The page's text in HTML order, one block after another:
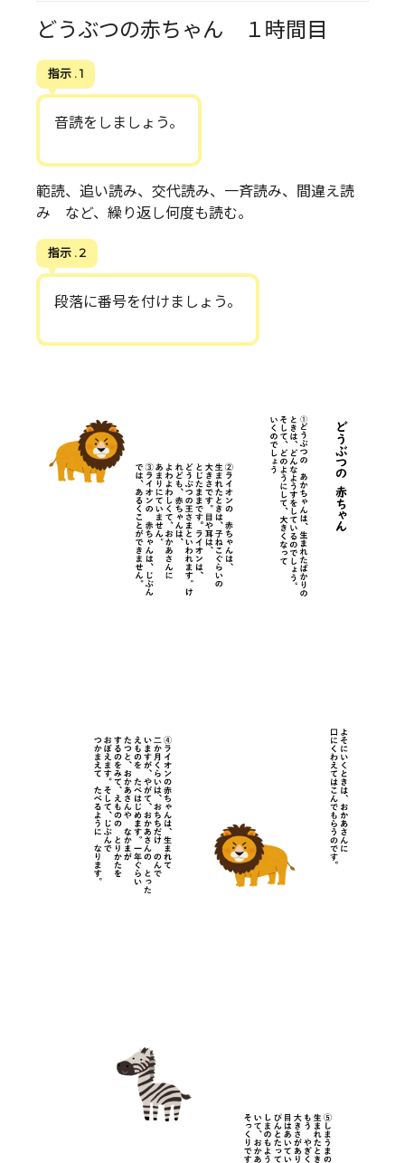
どうぶつの赤ちゃん １時間目
指示 . 1
音読をしましょう。
範読、追い読み、交代読み、一斉読み、間違え読
み など、繰り返し何度も読む。
指示 . 2
段落に番号を付けましょう。